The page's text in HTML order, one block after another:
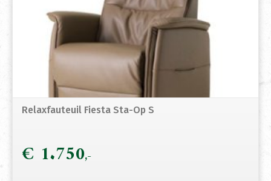
Relaxfauteuil Fiesta Sta-Op S
€ 1.750